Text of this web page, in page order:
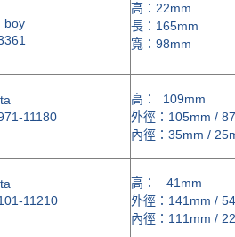
boy
高：22mm
長：165mm
寬：98mm
11180
高： 109mm
外徑：105mm /
內徑：35mm /
11210
高： 41mm
外徑：141mm /
內徑：111mm /